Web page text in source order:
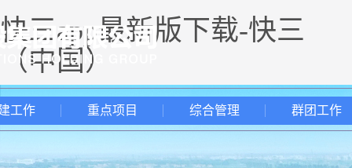
快三app最新版下载-快三
（中国）
工作 重点项目 综合管理 群团工作